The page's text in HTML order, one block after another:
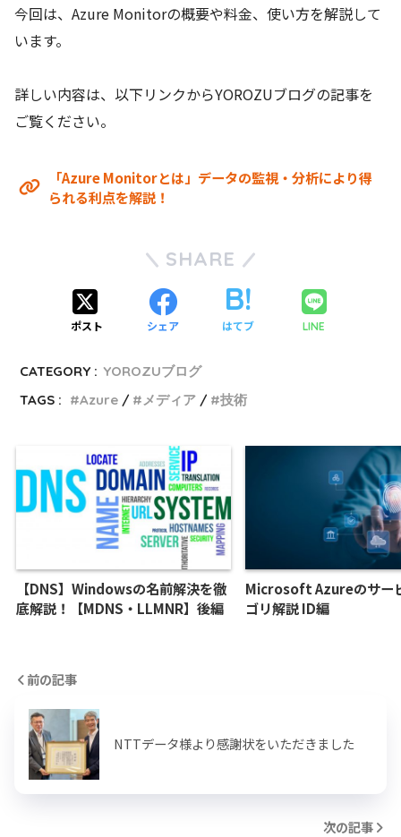
今回は、Azure Monitorの概要や料金、使い方を解説して
います。
詳しい内容は、以下リンクからYOROZUブログの記事を
ご覧ください。
「Azure Monitorとは」データの監視・分析により得
られる利点を解説！
SHARE
ポスト シェア はてブ LINE
CATEGORY : YOROZUブログ
TAGS :
Azure メディア 技術
【DNS】Windowsの名前解決を徹
底解説！【MDNS・LLMNR】後編
Microsoft Azureのサー
ゴリ解説 ID編
前の記事
NTTデータ様より感謝状をいただきました
次の記事